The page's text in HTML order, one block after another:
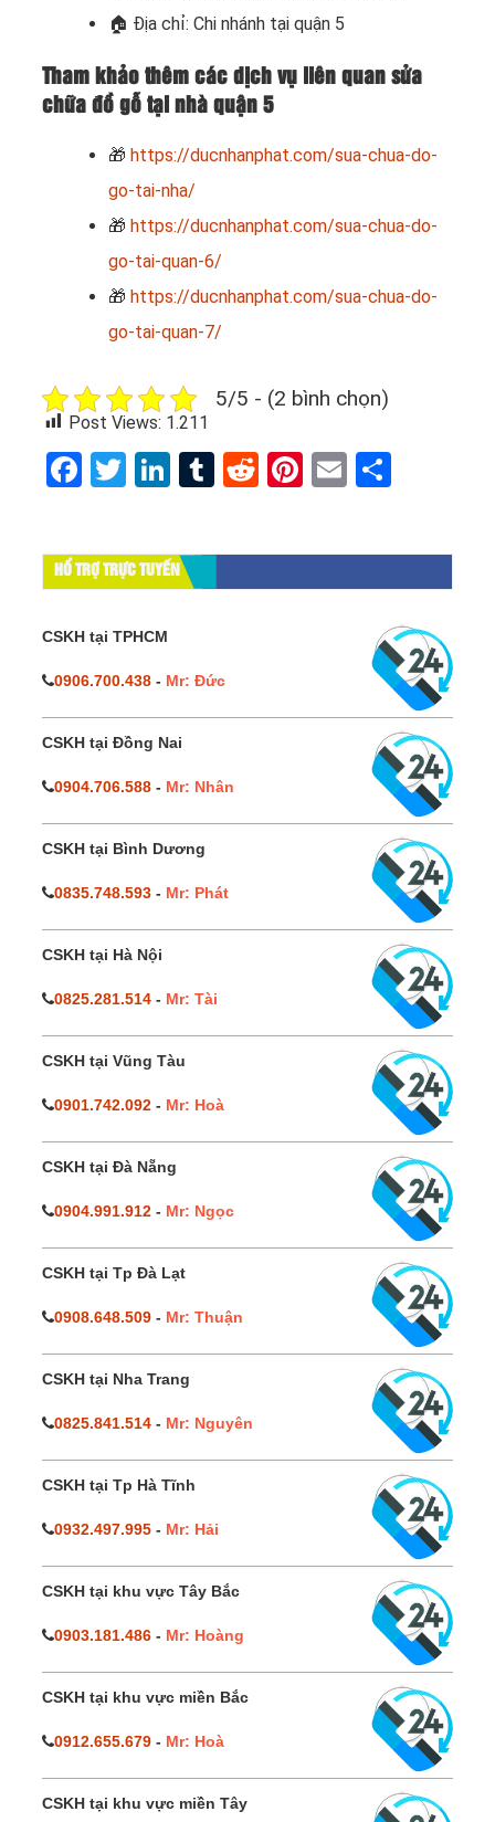
🏠 Địa chỉ: Chi nhánh tại quận 5
Tham khảo thêm các dịch vụ liên quan sửa
chữa đồ gỗ tại nhà quận 5
🎁 https://ducnhanphat.com/sua-chua-do-
go-tai-nha/
🎁 https://ducnhanphat.com/sua-chua-do-
go-tai-quan-6/
🎁 https://ducnhanphat.com/sua-chua-do-
go-tai-quan-7/
5/5 - (2 bình chọn)
Post Views: 1.211
Facebook
Twitter
LinkedIn
Tumblr
RedditPinterest
Email
HỔ TRỢ TRỰC TUYẾN
CSKH tại TPHCM
0906.700.438 - Mr: Đức
CSKH tại Đồng Nai
0904.706.588 - Mr: Nhân
CSKH tại Bình Dương
0835.748.593 - Mr: Phát
CSKH tại Hà Nội
0825.281.514 - Mr: Tài
CSKH tại Vũng Tàu
0901.742.092 - Mr: Hoà
CSKH tại Đà Nẵng
0904.991.912 - Mr: Ngọc
CSKH tại Tp Đà Lạt
0908.648.509 - Mr: Thuận
CSKH tại Nha Trang
0825.841.514 - Mr: Nguyên
CSKH tại Tp Hà Tĩnh
0932.497.995 - Mr: Hải
CSKH tại khu vực Tây Bắc
0903.181.486 - Mr: Hoàng
CSKH tại khu vực miền Bắc
0912.655.679 - Mr: Hoà
CSKH tại khu vực miền Tây